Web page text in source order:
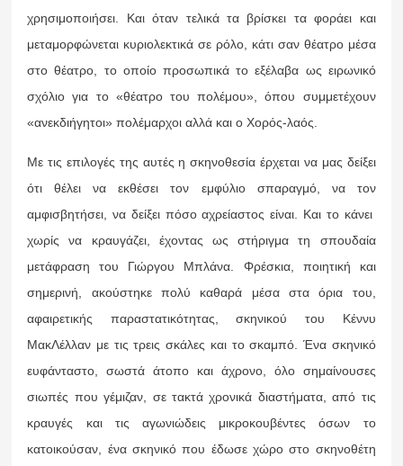
χρησιμοποιήσει. Και όταν τελικά τα βρίσκει τα φοράει και
μεταμορφώνεται κυριολεκτικά σε ρόλο, κάτι σαν θέατρο μέσα
στο θέατρο, το οποίο προσωπικά το εξέλαβα ως ειρωνικό
σχόλιο για το «θέατρο του πολέμου», όπου συμμετέχουν
«ανεκδιήγητοι» πολέμαρχοι αλλά και ο Χορός-λαός.
Με τις επιλογές της αυτές η σκηνοθεσία έρχεται να μας δείξει
ότι θέλει να εκθέσει τον εμφύλιο σπαραγμό, να τον
αμφισβητήσει, να δείξει πόσο αχρείαστος είναι. Και το κάνει
χωρίς να κραυγάζει, έχοντας ως στήριγμα τη σπουδαία
μετάφραση του Γιώργου Μπλάνα. Φρέσκια, ποιητική και
σημερινή, ακούστηκε πολύ καθαρά μέσα στα όρια του,
αφαιρετικής παραστατικότητας, σκηνικού του Κέννυ
ΜακΛέλλαν με τις τρεις σκάλες και το σκαμπό. Ένα σκηνικό
ευφάνταστο, σωστά άτοπο και άχρονο, όλο σημαίνουσες
σιωπές που γέμιζαν, σε τακτά χρονικά διαστήματα, από τις
κραυγές και τις αγωνιώδεις μικροκουβέντες όσων το
κατοικούσαν, ένα σκηνικό που έδωσε χώρο στο σκηνοθέτη